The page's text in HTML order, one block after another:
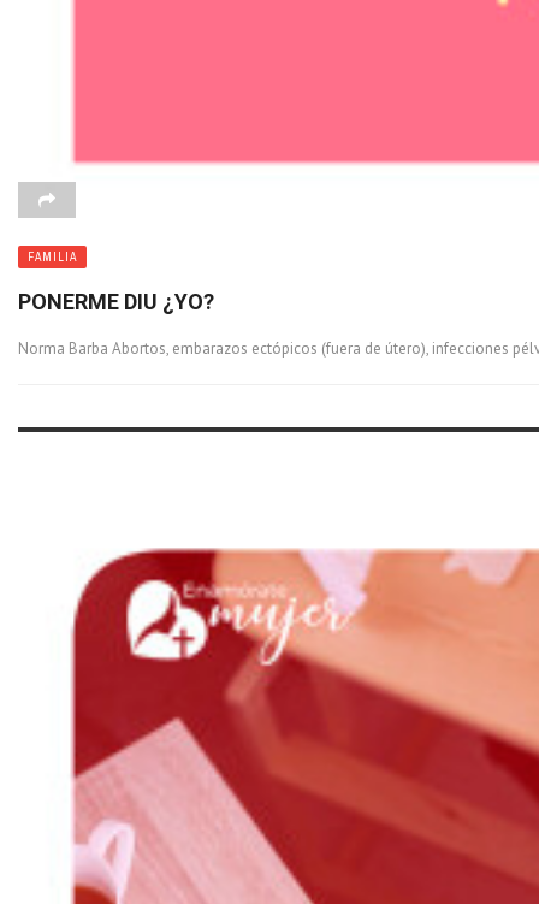
FAMILIA
PONERME DIU ¿YO?
Norma Barba Abortos, embarazos ectópicos (fuera de útero), infecciones